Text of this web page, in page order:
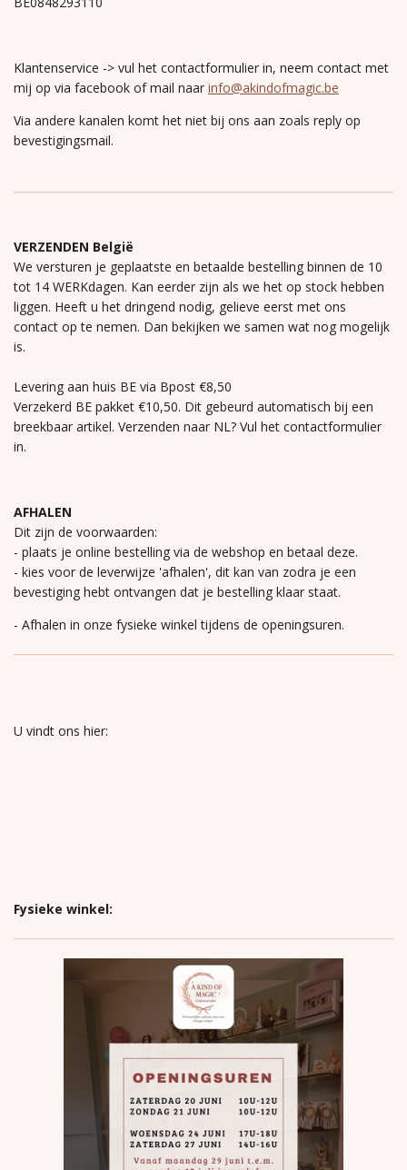
Klantenservice -> vul het contactformulier in, neem contact met
mij op via facebook of mail naar info@akindofmagic.be
Via andere kanalen komt het niet bij ons aan zoals reply op
bevestigingsmail.
VERZENDEN België
We versturen je geplaatste en betaalde bestelling binnen de 10
tot 14 WERKdagen. Kan eerder zijn als we het op stock hebben
liggen. Heeft u het dringend nodig, gelieve eerst met ons
contact op te nemen. Dan bekijken we samen wat nog mogelijk
is.
Levering aan huis BE via Bpost €8,50
Verzekerd BE pakket €10,50. Dit gebeurd automatisch bij een
breekbaar artikel. Verzenden naar NL? Vul het contactformulier
in.
AFHALEN
Dit zijn de voorwaarden:
- plaats je online bestelling via de webshop en betaal deze.
- kies voor de leverwijze 'afhalen', dit kan van zodra je een
bevestiging hebt ontvangen dat je bestelling klaar staat.
- Afhalen in onze fysieke winkel tijdens de openingsuren.
U vindt ons hier:
Fysieke winkel: